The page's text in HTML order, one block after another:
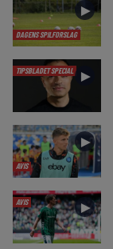
DAGENS SPILFORSLAG
►
TIPSBLADET SPECIAL ►
AVIS
►
AVIS ►